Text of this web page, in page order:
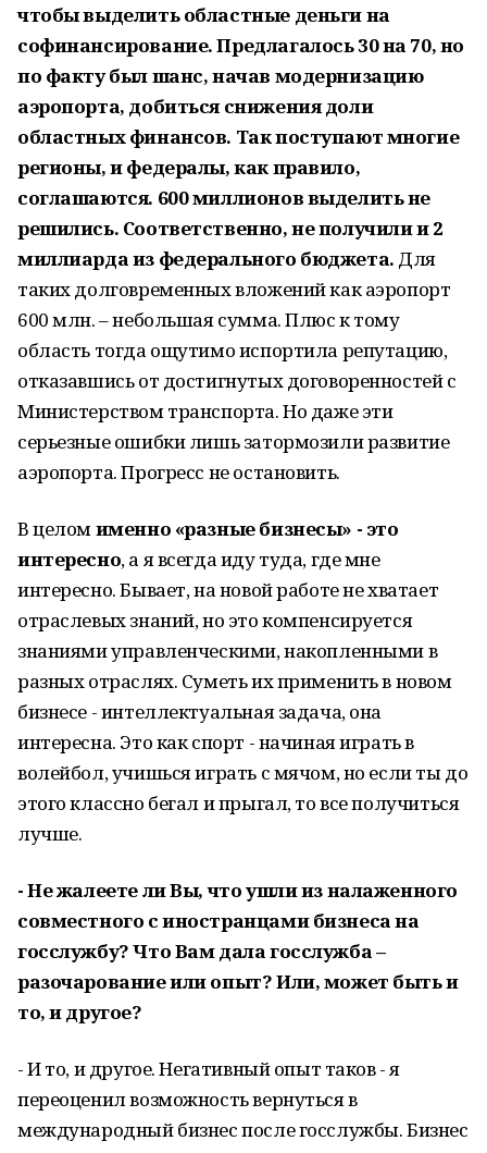
чтобы выделить областные деньги на
софинансирование. Предлагалось 30 на 70, но
по факту был шанс, начав модернизацию
аэропорта, добиться снижения доли
областных финансов. Так поступают многие
регионы, и федералы, как правило,
соглашаются. 600 миллионов выделить не
решились. Соответственно, не получили и 2
миллиарда из федерального бюджета. Для
таких долговременных вложений как аэропорт
600 млн. – небольшая сумма. Плюс к тому
область тогда ощутимо испортила репутацию,
отказавшись от достигнутых договоренностей с
Министерством транспорта. Но даже эти
серьезные ошибки лишь затормозили развитие
аэропорта. Прогресс не остановить.
В целомименно «разные бизнесы» - это
интересно, а я всегда иду туда, где мне
интересно. Бывает, на новой работе не хватает
отраслевых знаний, но это компенсируется
знаниями управленческими, накопленными в
разных отраслях. Суметь их применить в новом
бизнесе - интеллектуальная задача, она
интересна. Это как спорт - начиная играть в
волейбол, учишься играть с мячом, но если ты до
этого классно бегал и прыгал, то все получиться
лучше.
- Не жалеете ли Вы, что ушли из налаженного
совместного с иностранцами бизнеса на
госслужбу? Что Вам дала госслужба –
разочарование или опыт? Или, может быть и
то, и другое?
- И то, и другое. Негативный опыт таков - я
переоценил возможность вернуться в
международный бизнес после госслужбы. Бизнес